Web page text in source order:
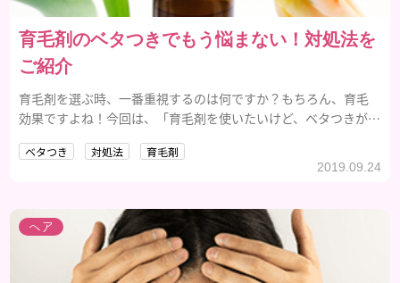
育毛剤のベタつきでもう悩まない！対処法を
ご紹介
育毛剤を選ぶ時、一番重視するのは何ですか？もちろん、育毛
効果ですよね！今回は、「育毛剤を使いたいけど、ベタつきが苦
ご紹介します。
ベタつき 対処法 育毛剤
2019.09.24
ヘア